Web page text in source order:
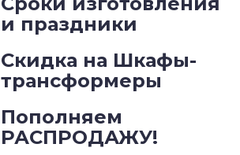
и праздники
Скидка на Шкафы-
трансформеры
Пополняем
РАСПРОДАЖУ!